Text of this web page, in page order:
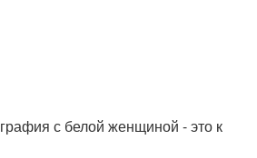
с белой женщиной - это к